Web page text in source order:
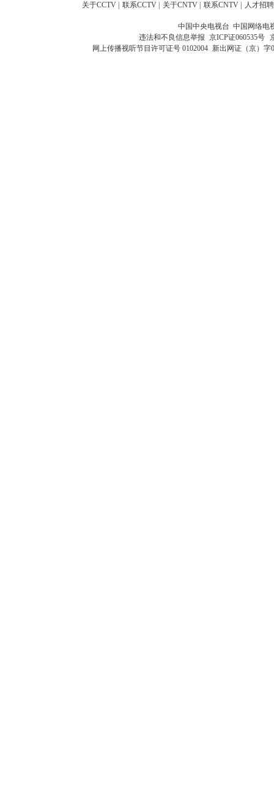
关于CCTV 联系CCTV 关于CNTV 联系CNTV 人才招聘
中国中央电视台 中国网络电
违法和不良信息举报 京ICP证060535号
网上传播视听节目许可证号 0102004 新出网证（京）